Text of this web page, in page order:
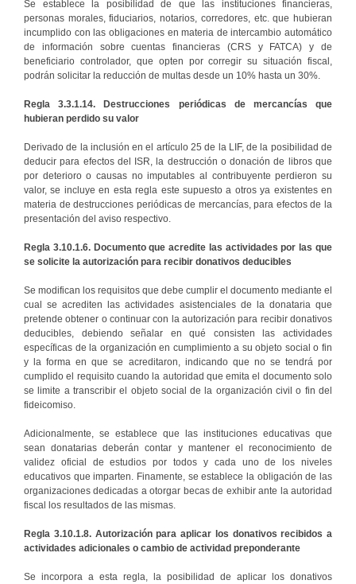
Se establece la posibilidad de que las instituciones financieras,
personas morales, fiduciarios, notarios, corredores, etc. que hubieran
incumplido con las obligaciones en materia de intercambio automático
de información sobre cuentas financieras (CRS y FATCA) y de
beneficiario controlador, que opten por corregir su situación fiscal,
podrán solicitar la reducción de multas desde un 10% hasta un 30%.
Regla 3.3.1.14. Destrucciones periódicas de mercancías que
hubieran perdido su valor
Derivado de la inclusión en el artículo 25 de la LIF, de la posibilidad de
deducir para efectos del ISR, la destrucción o donación de libros que
por deterioro o causas no imputables al contribuyente perdieron su
valor, se incluye en esta regla este supuesto a otros ya existentes en
materia de destrucciones periódicas de mercancías, para efectos de la
presentación del aviso respectivo.
Regla 3.10.1.6. Documento que acredite las actividades por las que
se solicite la autorización para recibir donativos deducibles
Se modifican los requisitos que debe cumplir el documento mediante el
cual se acrediten las actividades asistenciales de la donataria que
pretende obtener o continuar con la autorización para recibir donativos
deducibles, debiendo señalar en qué consisten las actividades
específicas de la organización en cumplimiento a su objeto social o fin
y la forma en que se acreditaron, indicando que no se tendrá por
cumplido el requisito cuando la autoridad que emita el documento solo
se limite a transcribir el objeto social de la organización civil o fin del
fideicomiso.
Adicionalmente, se establece que las instituciones educativas que
sean donatarias deberán contar y mantener el reconocimiento de
validez oficial de estudios por todos y cada uno de los niveles
educativos que imparten. Finamente, se establece la obligación de las
organizaciones dedicadas a otorgar becas de exhibir ante la autoridad
fiscal los resultados de las mismas.
Regla 3.10.1.8. Autorización para aplicar los donativos recibidos a
actividades adicionales o cambio de actividad preponderante
Se incorpora a esta regla, la posibilidad de aplicar los donativos